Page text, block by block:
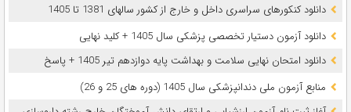
دانلود کنکورهای سراسری داخل و خارج از کشور سالهای 1381 تا 1405
دانلود آزمون دستیار تخصصی پزشکی سال 1405 + کلید نهایی
دانلود امتحان نهایی سلامت و بهداشت پایه دوازدهم تیر 1405 + پاسخ
ﻣﻨﺎﺑﻊ آزﻣﻮن ﻣﻠﯽ دندانپزشکی سال 1405 (دوره های 25 و 26)